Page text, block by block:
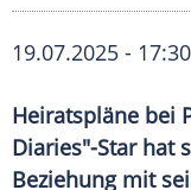
19.07.2025 -
Heiratspläne bei
Diaries"-Star hat
Beziehung mit